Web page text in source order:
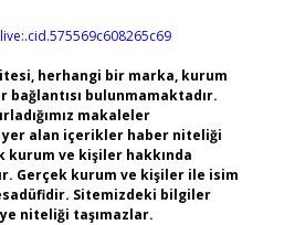
herhangi bir marka, kurum
bağlantısı bulunmamaktadır.
makaleler
yer alan içerikler haber niteliği
kurum ve kişiler hakkında
Gerçek kurum ve kişiler ile isim
Sitemizdeki bilgiler
niteliği taşımazlar.